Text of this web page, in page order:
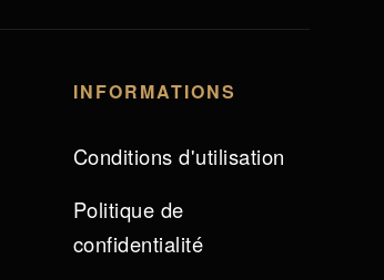
INFORMATIONS
Conditions d'utilisation
Politique de
confidentialité